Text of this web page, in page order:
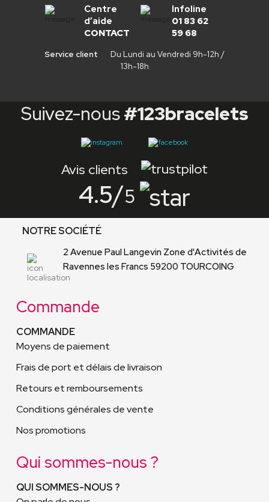
Centre
d’aide
CONTACT
Infoline
01 83 62
59 68
Service client
Du Lundi au Vendredi 9h-12h /
13h-18h
Suivez-nous#123bracelets
Avis clients
4.5/5
NOTRE SOCIÉTÉ
2 Avenue Paul Langevin Zone d'Activités de
Ravennes les Francs 59200 TOURCOING
Commande
COMMANDE
Conditions générales de vente
Moyens de paiement
Frais de port et délais de livraison
Retours et remboursements
Nos promotions
Qui sommes-nous ?
QUI SOMMES-NOUS ?